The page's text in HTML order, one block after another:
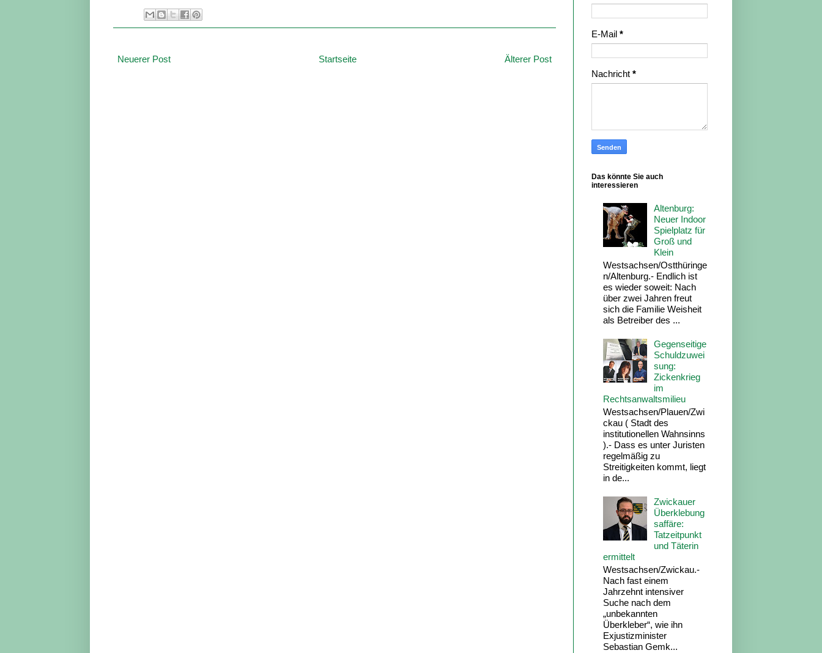
Neuerer Post Älterer Post
Startseite
E-Mail *
Nachricht *
Das könnte Sie auch
interessieren
Altenburg:
Neuer Indoor
Spielplatz für
Groß und
Klein
Westsachsen/Ostthüringe
n/Altenburg.- Endlich ist
es wieder soweit: Nach
über zwei Jahren freut
sich die Familie Weisheit
als Betreiber des ...
Gegenseitige
Schuldzuwei
sung:
Zickenkrieg
im
Rechtsanwaltsmilieu
Westsachsen/Plauen/Zwi
ckau ( Stadt des
institutionellen Wahnsinns
).- Dass es unter Juristen
regelmäßig zu
Streitigkeiten kommt, liegt
in de...
Zwickauer
Überklebung
saffäre:
Tatzeitpunkt
und Täterin
ermittelt
Westsachsen/Zwickau.-
Nach fast einem
Jahrzehnt intensiver
Suche nach dem
„unbekannten
Überkleber“, wie ihn
Exjustizminister
Sebastian Gemk...